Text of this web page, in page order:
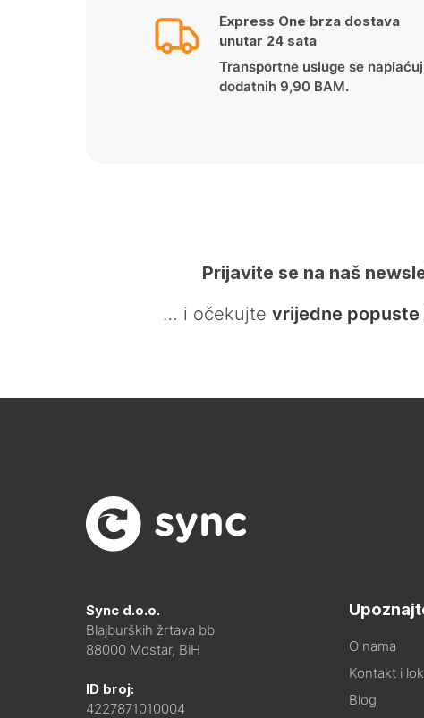
Express One brza dostava
unutar 24 sata
Transportne usluge se
dodatnih 9,90 BAM.
Prijavite se na naš
… i očekujte vrijedne popuste
Sync d.o.o.
Blajburških žrtava bb
88000 Mostar, BiH
ID broj:
4227871010004
O nama
Kontakt i
Blog